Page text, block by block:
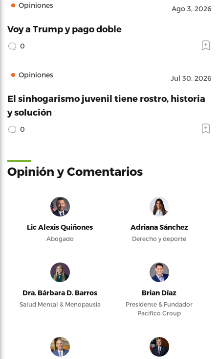
Opiniones Ago 3, 2026
Voy a Trump y pago doble
0
Opiniones Jul 30, 2026
El sinhogarismo juvenil tiene rostro, historia
y solución
0
Opinión y Comentarios
Lic Alexis Quiñones
Abogado
Adriana Sánchez
Derecho y deporte
Dra. Bárbara D. Barros
Salud Mental & Menopausia
Brian Díaz
Presidente & Fundador
Pacifico Group